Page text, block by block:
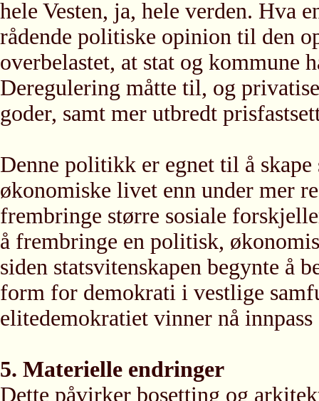
hele Vesten, ja, hele verden. Hva
rådende politiske opinion til den
overbelastet, at stat og kommune
Deregulering måtte til, og
goder, samt mer utbredt
Denne politikk er egnet til å
økonomiske livet enn under mer
frembringe større sosiale
å frembringe en politisk,
siden statsvitenskapen begynte å
form for demokrati i vestlige
elitedemokratiet vinner nå innpass
5. Materielle endringer
Dette påvirker bosetting og